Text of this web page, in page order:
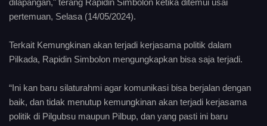
dilapangan," terang Rapidin Simbolon ketika ditemui usai
pertemuan, Selasa (14/05/2024).
Terkait Kemungkinan akan terjadi kerjasama politik dalam
Pilkada, Rapidin Simbolon mengungkapkan bisa saja terjadi.
“Ini kan baru silaturahmi agar komunikasi bisa berjalan dengan
baik, dan tidak menutup kemungkinan akan terjadi kerjasama
politik di Pilgubsu maupun Pilbup, dan yang pasti ini baru